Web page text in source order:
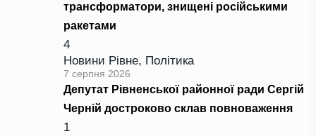
трансформатори, знищені російськими
ракетами
4
Новини Рівне, Політика
7 серпня 2026
Депутат Рівненської районної ради Сергій
Черній достроково склав повноваження
1